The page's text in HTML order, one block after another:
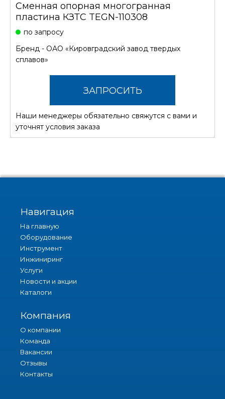
Сменная опорная многогранная
пластина КЗТС TEGN-110308
по запросу
Бренд - ОАО «Кировградский завод твердых
сплавов»
ЗАПРОСИТЬ
СТОИМОСТЬ
Наши менеджеры обязательно свяжутся с вами и
уточнят условия заказа
Навигация
На главную
Оборудование
Инструмент
Инжиниринг
Услуги
Новости и акции
Каталоги
Компания
О компании
Команда
Вакансии
Отзывы
Контакты